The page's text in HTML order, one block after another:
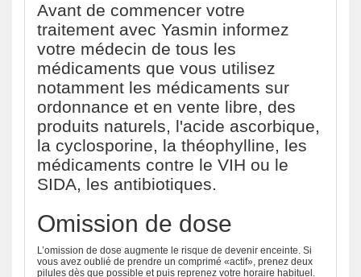
Avant de commencer votre
traitement avec Yasmin informez
votre médecin de tous les
médicaments que vous utilisez
notamment les médicaments sur
ordonnance et en vente libre, des
produits naturels, l'acide ascorbique,
la cyclosporine, la théophylline, les
médicaments contre le VIH ou le
SIDA, les antibiotiques.
Omission de dose
L’omission de dose augmente le risque de devenir enceinte. Si
vous avez oublié de prendre un comprimé «actif», prenez deux
pilules dès que possible et puis reprenez votre horaire habituel.